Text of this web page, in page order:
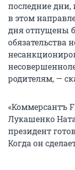
последние дни,
в этом
дня отпущены
обязательства
родителям, —
«Коммерсантъ
Лукашенко
президент
Когда он